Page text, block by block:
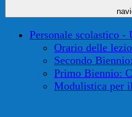
Personale scolastico -
Orario delle
Secondo
Primo Biennio:
Modulistica per